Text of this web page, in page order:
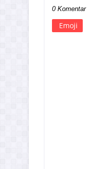
0 Komentar
Emoji